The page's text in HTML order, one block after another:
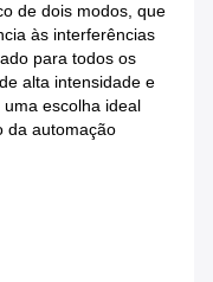
de dois modos, que
às interferências
para todos os
alta intensidade e
escolha ideal
da automação